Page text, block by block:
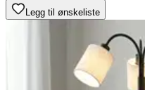
Legg til ønskeliste